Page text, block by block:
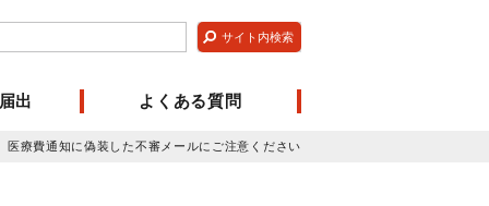
出 よくある質問
医療費通知に偽装した不審メールにご注意ください